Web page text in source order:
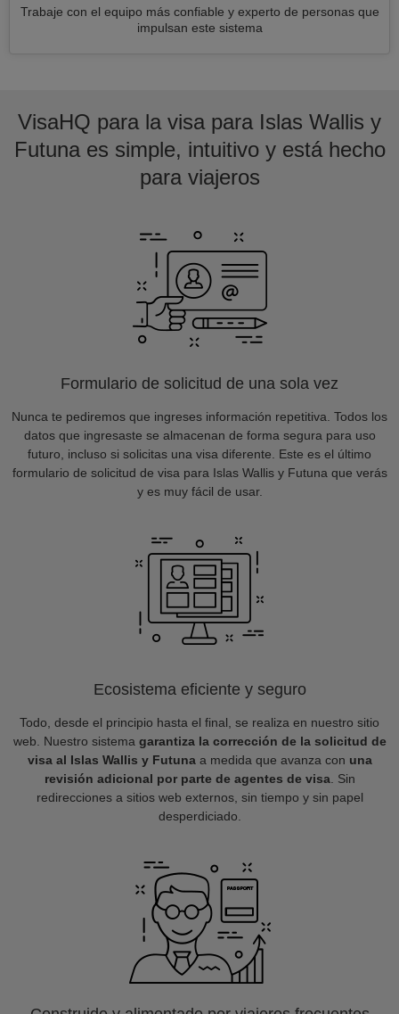
Trabaje con el equipo más confiable y experto de personas que
impulsan este sistema
VisaHQ para la visa para Islas Wallis y
Futuna es simple, intuitivo y está hecho
para viajeros
Formulario de solicitud de una sola vez
Nunca te pediremos que ingreses información repetitiva. Todos los
datos que ingresaste se almacenan de forma segura para uso
futuro, incluso si solicitas una visa diferente. Este es el último
formulario de solicitud de visa para Islas Wallis y Futuna que verás
y es muy fácil de usar.
Ecosistema eficiente y seguro
Todo, desde el principio hasta el final, se realiza en nuestro sitio
web. Nuestro sistema garantiza la corrección de la solicitud de
visa al Islas Wallis y Futunaa medida que avanza con una
revisión adicional por parte de agentes de visa. Sin
redirecciones a sitios web externos, sin tiempo y sin papel
desperdiciado.